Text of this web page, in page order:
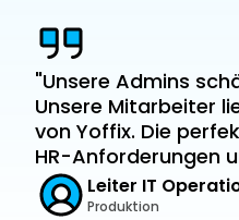
"Unsere Admins
Unsere Mitarbeiter
von Yoffix. Die
HR-Anforderungen
Leiter IT
Produktion